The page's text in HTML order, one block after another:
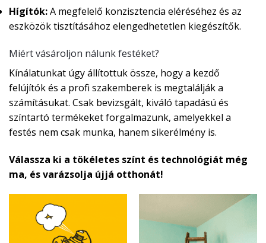
Hígítók:A megfelelő konzisztencia eléréséhez és az
eszközök tisztításához elengedhetetlen kiegészítők.
Miért vásároljon nálunk festéket?
Kínálatunkat úgy állítottuk össze, hogy a kezdő
felújítók és a profi szakemberek is megtalálják a
számításukat. Csak bevizsgált, kiváló tapadású és
színtartó termékeket forgalmazunk, amelyekkel a
festés nem csak munka, hanem sikerélmény is.
Válassza ki a tökéletes színt és technológiát még
ma, és varázsolja újjá otthonát!